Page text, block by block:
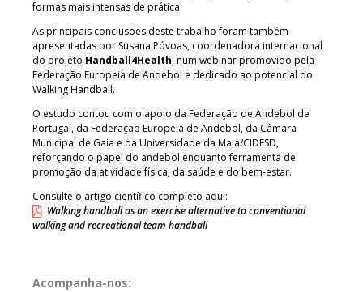
formas mais intensas de prática.
As principais conclusões deste trabalho foram também
apresentadas por Susana Póvoas, coordenadora internacional
do projeto Handball4Health, num webinar promovido pela
Federação Europeia de Andebol e dedicado ao potencial do
Walking Handball.
O estudo contou com o apoio da Federação de Andebol de
Portugal, da Federação Europeia de Andebol, da Câmara
Municipal de Gaia e da Universidade da Maia/CIDESD,
reforçando o papel do andebol enquanto ferramenta de
promoção da atividade física, da saúde e do bem-estar.
Consulte o artigo científico completo aqui:
Walking handball as an exercise alternative to conventional
walking and recreational team handball
Acompanha-nos: